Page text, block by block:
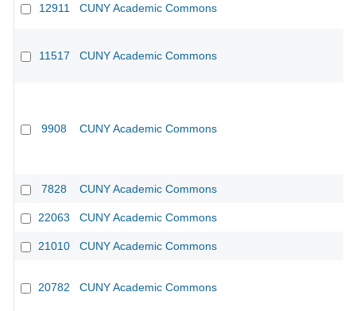
12911 CUNY Academic Commons
11517 CUNY Academic Commons
9908 CUNY Academic Commons
7828 CUNY Academic Commons
22063 CUNY Academic Commons
21010 CUNY Academic Commons
20782 CUNY Academic Commons